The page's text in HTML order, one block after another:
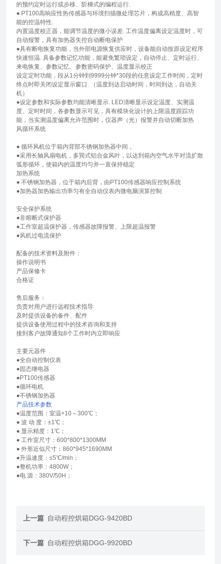
的预约定时运行或步移、阶梯式的编程运行.
● PT100高响应性热传感器与环境扫描微处理芯片，构成高精度、高智
能的控温特性.
内置温度校正器，能调节温度的微小误差. 工作温度偏离设定温度时，可
自动报警，具有加热器失控自动断电保护
●具有断电恢复功能，当外部电源恢复供应时，设备能自动按原设定程序
快速恒温. 具备参数记忆功能，能避免繁琐设定，自动停止、定时运行、
来电恢复、参数记忆、参数密码保护、温度显示校正
设定定时功能，段从1分钟到9999分钟*30段的任意设定工作时间，定时
终点时即关闭设定显示窗口. （温度到达启动时间，时间到达，自动关
机）
●设定参数和实际参数均能清晰显示. LED清晰显示设定温度、实测温
度、定时时间，各参数显示可见，具有模块化设计的上限温度跟踪功
能，当实测温度偏离允许范围时，仪器声（光）报警并自动切断加热
风循环系统
● 循环风机位于箱内背部不锈钢加热器中间，
●采用长轴风扇电机，多巽式铝合金风叶，以达到箱内空气水平对流扩散
弧形循环，使箱内的温度均匀并一直保持稳定
加热系统
● 不锈钢加热器，位于箱内后背，由PT100传感器响应控制系统
●加热器加热输出功率匀有全自动仪表内微电脑演算控制
安全保护系统
●非熔断式保护器
●工作室超温保护器，传感器故障报警、上限超温报警
●风机过电流保护
配备的技术资料及附件：
操作说明书
产品保修卡
合格证
售后服务：
负责对用户进行远程技术指导
及时提供设备的备件、配件
提供设备使用过程中的技术咨询和支持
接到客户故障通知8个工作时内立即响应
主要元器件
●全自动控制仪表
●固态继电器
●PT100传感器
●循环电机
●不锈钢加热器
产品技术参数
●温度范围：室温+10～300℃；
● 波 动 度：±1℃；
● 显示精度：1℃；
● 工作室尺寸：600*800*1300MM
● 外形近似尺寸：860*945*1690MM
●升温速度：≤5℃/min；
●整机功率：4800W；
●电 源：380V/50H；
上一篇 自动程控烘箱DGG-9420BD
下一篇 自动程控烘箱DGG-9920BD